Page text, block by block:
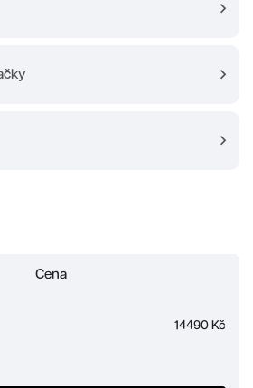
Cena
14490 Kč